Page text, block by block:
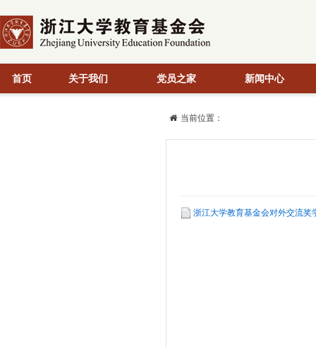
首页 关于我们 党员之家 新闻中心
当前位置：
浙江大学教育基金会对外交流